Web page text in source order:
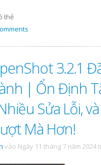
thẻ
3.2.1
| Ổn Định
Sửa Lỗi,
Mà Hơn!
vào Ngày 11 tháng 7 năm 2024